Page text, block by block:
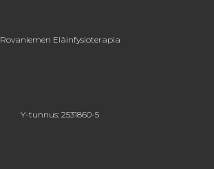
Rovaniemen Eläinfysioterapia
Y-tunnus: 2531860-5